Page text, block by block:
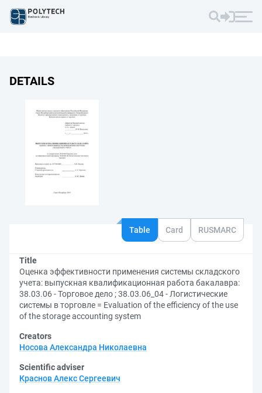
DETAILS
Table Card RUSMARC
Title
Оценка эффективности применения системы складского
учета: выпускная квалификационная работа бакалавра:
38.03.06 - Торговое дело ; 38.03.06_04 - Логистические
системы в торговле = Evaluation of the efficiency of the use
of the storage accounting system
Creators
Носова Александра Николаевна
Scientific adviser
Краснов Алекс Сергеевич